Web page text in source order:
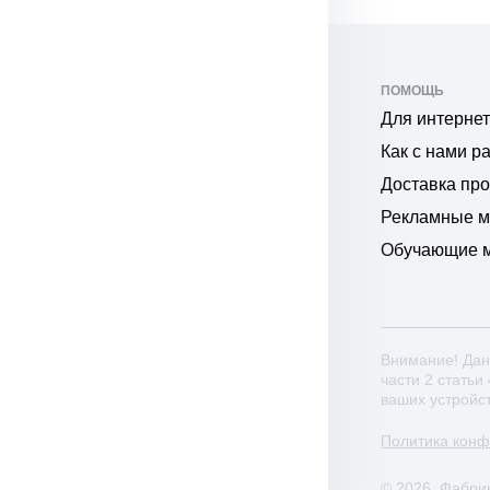
ПОМОЩЬ
Для
Как с нами
Доставка
Рекламные
Обучающие
Внимание!
части 2
ваших
Политика